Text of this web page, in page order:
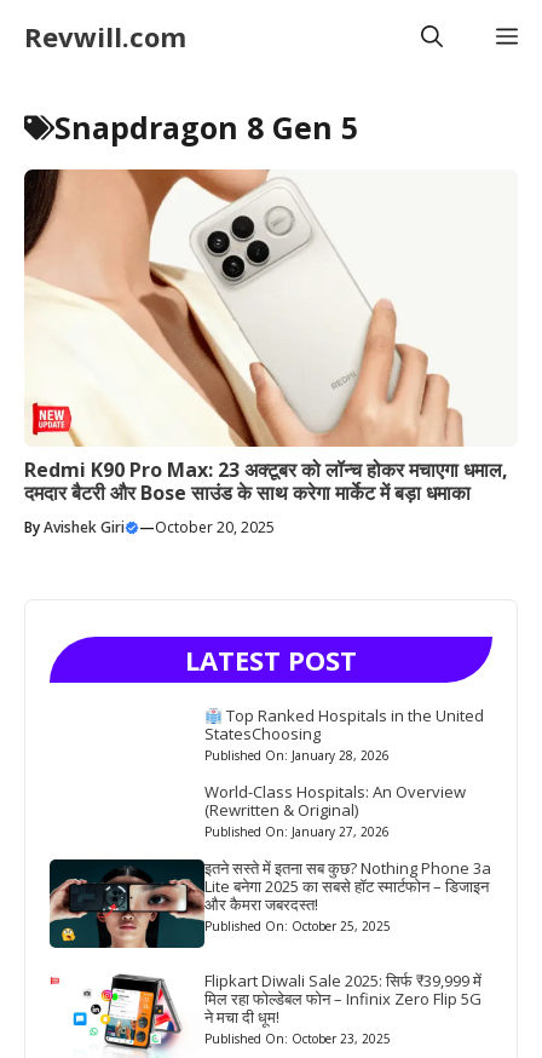
Revwill.com
Snapdragon 8 Gen 5
Redmi K90 Pro Max: 23 अक्टूबर को लॉन्च होकर मचाएगा धमाल,
दमदार बैटरी और Bose साउंड के साथ करेगा मार्केट में बड़ा धमाका
ByAvishek Giri —October 20, 2025
LATEST POST
Top Ranked Hospitals in the United
StatesChoosing
Published On: January 28, 2026
World-Class Hospitals: An Overview
(Rewritten & Original)
Published On: January 27, 2026
इतने सस्ते में इतना सब कुछ? Nothing Phone 3a
Lite बनेगा 2025 का सबसे हॉट स्मार्टफोन – डिजाइन
और कैमरा जबरदस्त!
Published On: October 25, 2025
Flipkart Diwali Sale 2025: सिर्फ ₹39,999 में
मिल रहा फोल्डेबल फोन – Infinix Zero Flip 5G
ने मचा दी धूम!
Published On: October 23, 2025